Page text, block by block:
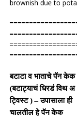
brownish due to
बटाटा व भाताचे पॅन केक
(बटाट्याचं धिरडं विथ अ
ट्विस्ट) –उपासाला ही
चालतील हे पॅन केक